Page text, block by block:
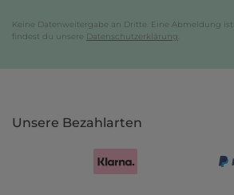
Keine Datenweitergabe an Dritte. Eine Abmeldung
findest du unsere Datenschutzerklärung
Unsere Bezahlarten